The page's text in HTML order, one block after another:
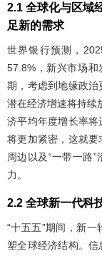
2.1 全球化与区域
足新的需求
世界银行预测，
57.8%，新兴市场和
期，考虑到地缘政
潜在经济增速将持
济平均年度增长率
将更加紧密，这就
周边以及“一带一路
力。
2.2 全球新一代科
“十五五”期间，新
塑全球经济结构。